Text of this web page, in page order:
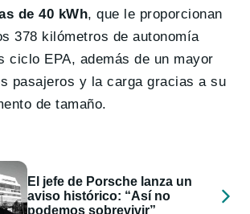
de 40 kWh, que le proporcionan
378 kilómetros de autonomía
ciclo EPA, además de un mayor
pasajeros y la carga gracias a su
de tamaño.
El jefe de Porsche lanza un
aviso histórico: “Así no
podemos sobrevivir”